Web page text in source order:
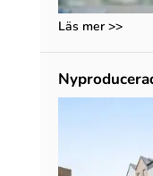
Läs mer >>